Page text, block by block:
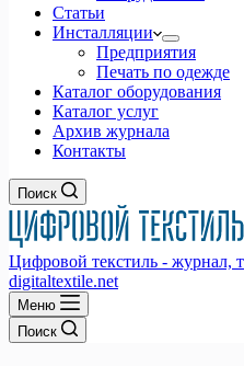
Статьи
Инсталляции
Предприятия
Печать по одежде
Каталог оборудования
Каталог услуг
Архив журнала
Контакты
Поиск
Цифровой текстиль - журнал,
digitaltextile.net
Меню
Поиск